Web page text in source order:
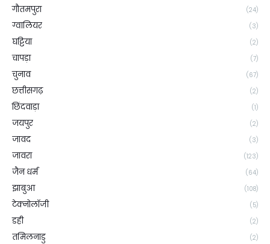
गौतमपुरा (24)
ग्वालियर (3)
घट्टिया (2)
चापड़ा (7)
चुनाव (67)
छत्तीसगढ़ (2)
छिंदवाड़ा (1)
जयपुर (2)
जावद (3)
जावरा (123)
जैन धर्म (64)
झाबुआ (108)
टेक्नोलॉजी (5)
डही (2)
तमिलनाडु (2)